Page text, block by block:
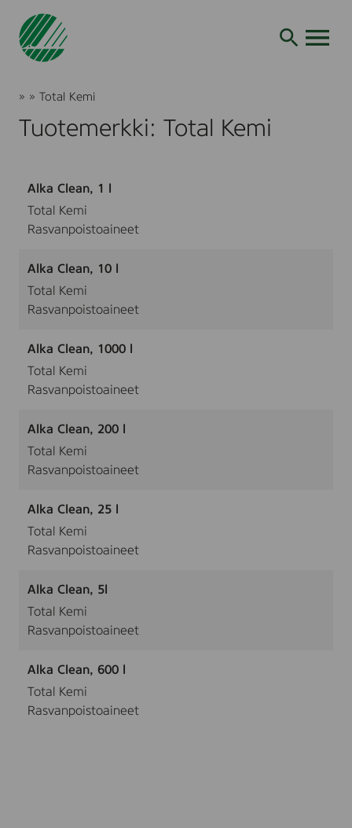
Siirry
Joutsenmerkki
» » Total Kemi
Tuotemerkki: Total Kemi
Alka Clean, 1 l
Total Kemi
Rasvanpoistoaineet
Alka Clean, 10 l
Total Kemi
Rasvanpoistoaineet
Alka Clean, 1000 l
Total Kemi
Rasvanpoistoaineet
Alka Clean, 200 l
Total Kemi
Rasvanpoistoaineet
Alka Clean, 25 l
Total Kemi
Rasvanpoistoaineet
Alka Clean, 5l
Total Kemi
Rasvanpoistoaineet
Alka Clean, 600 l
Total Kemi
Rasvanpoistoaineet